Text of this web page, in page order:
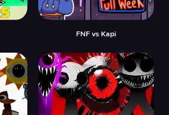
FNF vs Kapi